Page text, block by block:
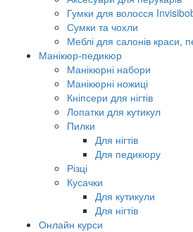
Гумки для волосся
Сумки та чохли
Меблі для салонів краси,
Манікюр-педикюр
Манікюрні набори
Манікюрні ножиці
Кніпсери для нігтів
Лопатки для кутикул
Пилки
Для нігтів
Для педикюру
Різці
Кусачки
Для кутикули
Для нігтів
Онлайн курси